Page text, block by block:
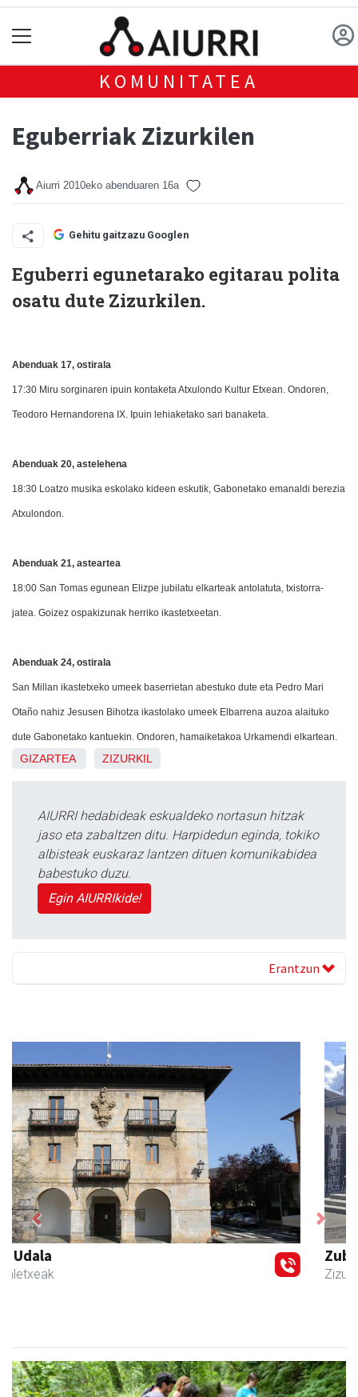
KOMUNITATEA
Eguberriak Zizurkilen
Aiurri 2010eko abenduaren 16a
Gehitu gaitzazu Googlen
Eguberri egunetarako egitarau polita
osatu dute Zizurkilen.
Abenduak 17, ostirala
17:30 Miru sorginaren ipuin kontaketa Atxulondo Kultur Etxean. Ondoren,
Teodoro Hernandorena IX. Ipuin lehiaketako sari banaketa.
Abenduak 20, astelehena
18:30 Loatzo musika eskolako kideen eskutik, Gabonetako emanaldi berezia
Atxulondon.
Abenduak 21, asteartea
18:00 San Tomas egunean Elizpe jubilatu elkarteak antolatuta, txistorra-
jatea. Goizez ospakizunak herriko ikastetxeetan.
Abenduak 24, ostirala
San Millan ikastetxeko umeek baserrietan abestuko dute eta Pedro Mari
Otaño nahiz Jesusen Bihotza ikastolako umeek Elbarrena auzoa alaituko
dute Gabonetako kantuekin. Ondoren, hamaiketakoa Urkamendi elkartean.
GIZARTEA ZIZURKIL
AIURRI hedabideak eskualdeko nortasun hitzak
jaso eta zabaltzen ditu. Harpidedun eginda, tokiko
albisteak euskaraz lantzen dituen komunikabidea
babestuko duzu.
Egin AIURRIkide!
Erantzun
Zubimusu Ikastola
Zizurkil - Hezkuntza
Previous Next